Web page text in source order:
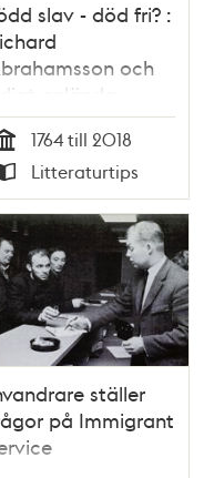
slav - död fri? :
och
anlända
öden i
/ Arvid
1764 till 2018
Litteraturtips
ställer
på Immigrant